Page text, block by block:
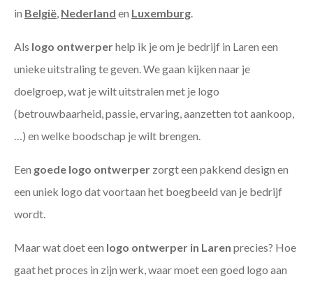
in België, Nederland en Luxemburg.
Als logo ontwerperhelp ik je om je bedrijf in Laren een
unieke uitstraling te geven. We gaan kijken naar je
doelgroep, wat je wilt uitstralen met je logo
(betrouwbaarheid, passie, ervaring, aanzetten tot aankoop,
…) en welke boodschap je wilt brengen.
Een goede logo ontwerper zorgt een pakkend design en
een uniek logo dat voortaan het boegbeeld van je bedrijf
wordt.
Maar wat doet een logo ontwerper in Laren precies? Hoe
gaat het proces in zijn werk, waar moet een goed logo aan